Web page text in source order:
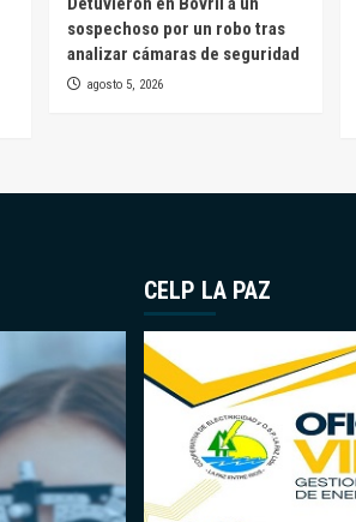
sospechoso por un robo tras
analizar cámaras de seguridad
agosto 5, 2026
CELP LA PAZ